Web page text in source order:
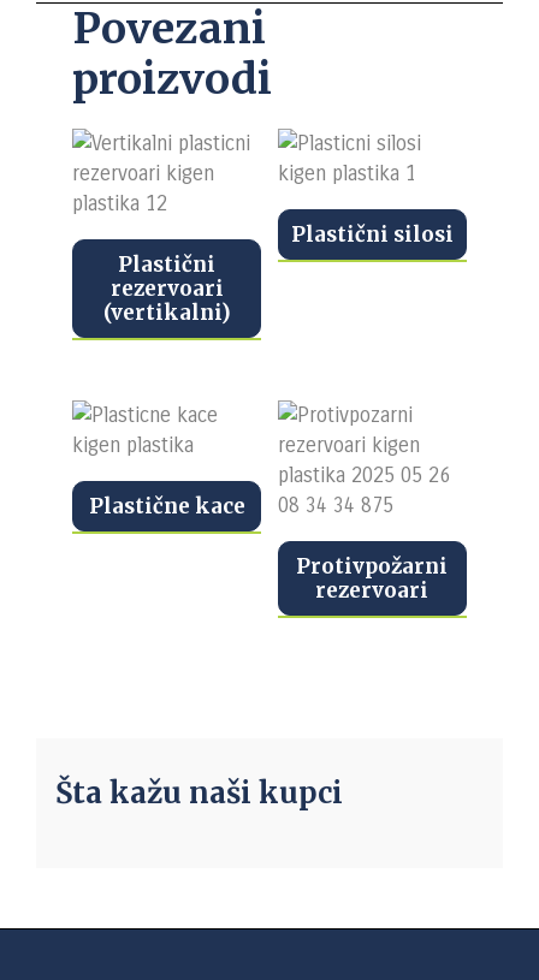
Povezani
proizvodi
Plastični
rezervoari
(vertikalni)
Plastični silosi
Plastične kace
Protivpožarni
rezervoari
Šta kažu naši kupci